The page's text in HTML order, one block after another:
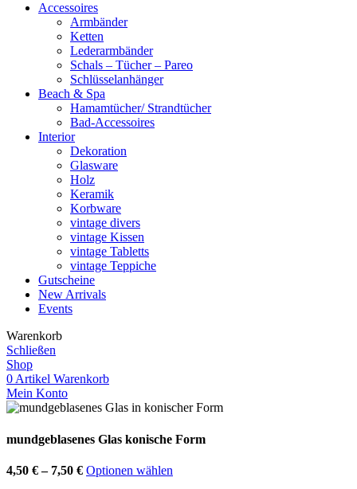
Accessoires
Armbänder
Ketten
Lederarmbänder
Schals – Tücher – Pareo
Schlüsselanhänger
Beach & Spa
Hamamtücher/ Strandtücher
Bad-Accessoires
Interior
Dekoration
Glasware
Holz
Keramik
Korbware
vintage divers
vintage Kissen
vintage Tabletts
vintage Teppiche
Gutscheine
New Arrivals
Events
Warenkorb
Schließen
Shop
0 Artikel Warenkorb
Mein Konto
mundgeblasenes Glas konische Form
4,50 €– 7,50 € Optionen wählen